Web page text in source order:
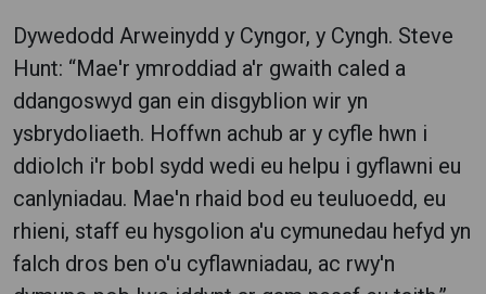
Dywedodd Arweinydd y Cyngor, y Cyngh. Steve
Hunt: “Mae'r ymroddiad a'r gwaith caled a
ddangoswyd gan ein disgyblion wir yn
ysbrydoliaeth. Hoffwn achub ar y cyfle hwn i
ddiolch i'r bobl sydd wedi eu helpu i gyflawni eu
canlyniadau. Mae'n rhaid bod eu teuluoedd, eu
rhieni, staff eu hysgolion a'u cymunedau hefyd yn
falch dros ben o'u cyflawniadau, ac rwy'n